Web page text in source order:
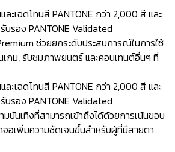
ะเฉดโทนสี PANTONE กว่า 2,000 สี และ
รอง PANTONE Validated
ช่วยยกระดับประสบการณ์ในการใช้
กม, รับชมภาพยนตร์ และคอนเทนต์อื่นๆ ที่
ะเฉดโทนสี PANTONE กว่า 2,000 สี และ
รอง PANTONE Validated
บันเทิงที่สามารถเข้าถึงได้ด้วยการเน้นขอบ
อเพิ่มความชัดเจนขึ้นสำหรับผู้ที่มีสายตา